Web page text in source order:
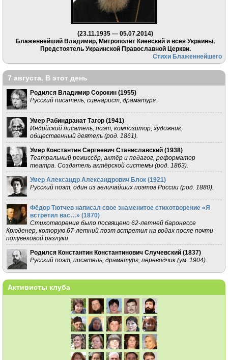
(23.11.1935 — 05.07.2014)
Блаженнейший Владимир, Митрополит Киевский и всея Украины,
Предстоятель Украинской Православной Церкви.
Стихи Блаженнейшего
7 августа. В этот день
Родился Владимир Сорокин (1955)
Русский писатель, сценарист, драматург.
Умер Рабиндранат Тагор (1941)
Индийский писатель, поэт, композитор, художник,
общественный деятель (род. 1861).
Умер Константин Сергеевич Станиславский (1938)
Театральный режиссёр, актёр и педагог, реформатор
театра. Создатель актёрской системы (род. 1863).
Умер Александр Александрович Блок (1921)
Русский поэт, один из величайших поэтов России (род. 1880).
Фёдор Тютчев написал свое знаменитое стихотворение «Я
встретил вас…» (1870)
Стихотворение было посвящено 62-летней баронессе
Крюденер, которую 67-летний поэт встретил на водах после почти
полувековой разлуки.
Родился Константин Константинович Случевский (1837)
Русский поэт, писатель, драматург, переводчик (ум. 1904).
Активисты клуба